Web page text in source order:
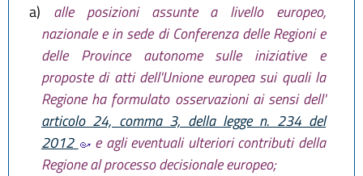
a) alle posizioni assunte a livello europeo,
nazionale e in sede di Conferenza delle Regioni e
delle Province autonome sulle iniziative e
proposte di atti dell'Unione europea sui quali la
Regione ha formulato osservazioni ai sensi dell'
articolo 24, comma 3, della legge n. 234 del
2012
e agli eventuali ulteriori contributi della
Regione al processo decisionale europeo;